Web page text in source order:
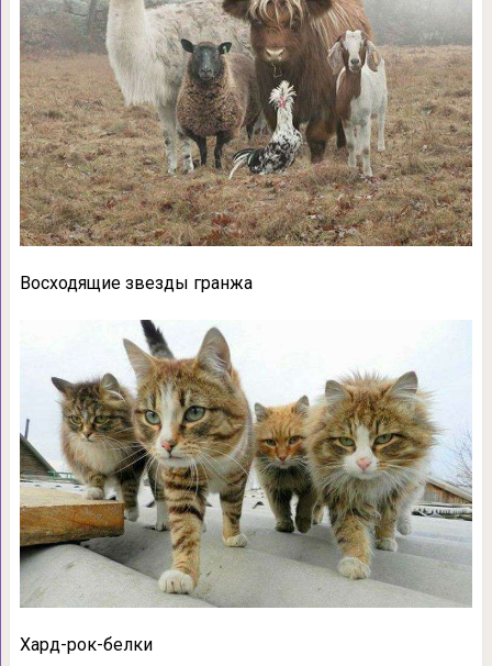
Восходящие звезды гранжа
Хард-рок-белки